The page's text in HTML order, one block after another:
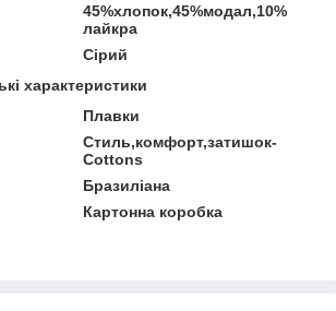
45%хлопок,45%модал,10%
лайкра
Сірий
характеристики
Плавки
Стиль,комфорт,затишок-
Cottons
Бразиліана
Картонна коробка